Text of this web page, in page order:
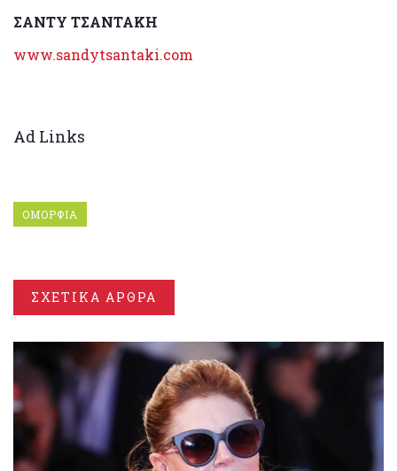
ΣΑΝΤΥ ΤΣΑΝΤΑΚΗ
www.sandytsantaki.com
Ad Links
ΟΜΟΡΦΙΑ
ΣΧΕΤΙΚΑ ΑΡΘΡΑ